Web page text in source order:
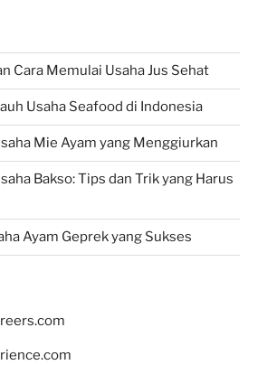
Cara Memulai Usaha Jus Sehat
Usaha Seafood di Indonesia
Mie Ayam yang Menggiurkan
Bakso: Tips dan Trik yang Harus
Ayam Geprek yang Sukses